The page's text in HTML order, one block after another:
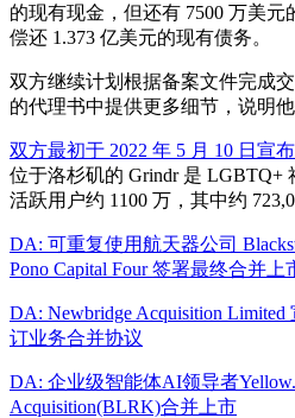
的现有现金，但还有 7500 万美
偿还 1.373 亿美元的现有债务。
双方继续计划根据备案文件完成
的代理书中提供更多细节，说明
双方最初于 2022 年 5 月 10 日宣
位于洛杉矶的 Grindr 是 LGBTQ+
活跃用户约 1100 万，其中约
DA: 可重复使用航天器公司
Pono Capital Four 签署最终合并上
DA: Newbridge Acquisition Limited
订业务合并协议
DA: 企业级智能体AI领导者
Acquisition(BLRK)合并上市